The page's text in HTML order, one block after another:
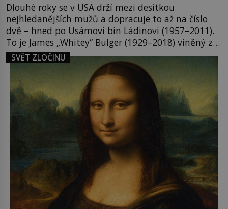
Dlouhé roky se v USA drží mezi desítkou
nejhledanějších mužů a dopracuje to až na číslo
dvě – hned po Usámovi bin Ládinovi (1957–2011).
To je James „Whitey“ Bulger (1929–2018) viněný ze
spoluúčasti na 19 vraždách, vydírání a lichvy. A
samozřejmě, krom toho je ještě drogový dealer,
který neváhá odstranit z cesty všechny práskače,
zatímco […]
SVĚT ZLOČINU